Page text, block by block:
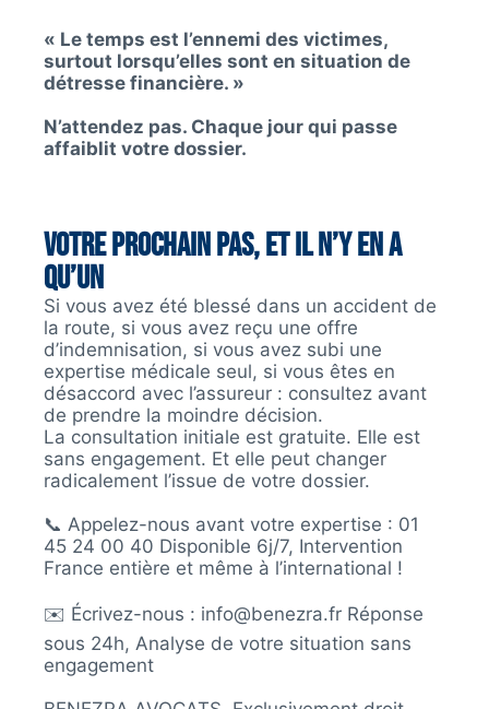
« Le temps est l’ennemi des victimes,
surtout lorsqu’elles sont en situation de
détresse financière. »
N’attendez pas. Chaque jour qui passe
affaiblit votre dossier.
Votre prochain pas, et il n’y en a
qu’un
Si vous avez été blessé dans un accident de
la route, si vous avez reçu une offre
d’indemnisation, si vous avez subi une
expertise médicale seul, si vous êtes en
désaccord avec l’assureur : consultez avant
de prendre la moindre décision.
La consultation initiale est gratuite. Elle est
sans engagement. Et elle peut changer
radicalement l’issue de votre dossier.
📞 Appelez-nous avant votre expertise : 01
45 24 00 40 Disponible 6j/7, Intervention
France entière et même à l’international !
✉️ Écrivez-nous : info@benezra.fr Réponse
sous 24h, Analyse de votre situation sans
engagement